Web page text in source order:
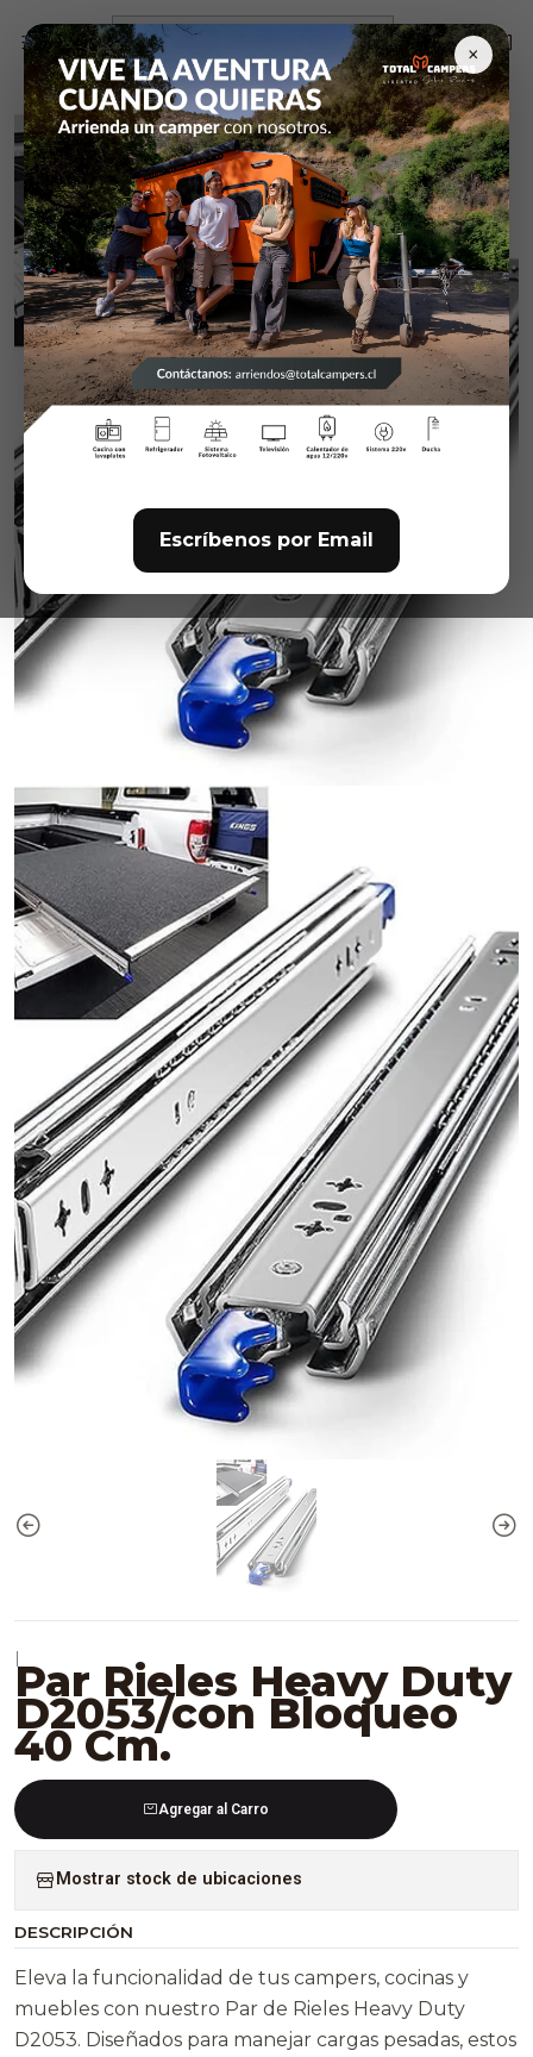
×
Escríbenos por Email
Inicio Campers y equipamiento
Rieles Heavy Duty
Par Rieles Heavy Duty D2053/con Bloqueo 40 Cm.
|Par Rieles Heavy Duty
D2053/con Bloqueo
40 Cm.
Agregar al Carro
Mostrar stock de ubicaciones
DESCRIPCIÓN
Eleva la funcionalidad de tus campers, cocinas y
muebles con nuestro Par de Rieles Heavy Duty
D2053. Diseñados para manejar cargas pesadas, estos